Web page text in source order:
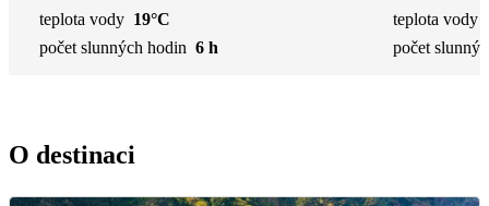
teplota vody 19°C
počet slunných hodin 6 h
teplota vody
počet
O destinaci